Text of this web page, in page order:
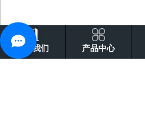
关于我们 产品中心